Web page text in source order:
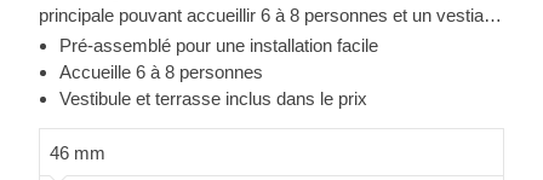
principale pouvant accueillir 6 à 8 personnes et un vestiaire
pratique à l'avant du tonneau. Tout comme nos autres
constructions, ce tonneau sauna possède un temps de
chauffe très rapide (1 à 2 heures, en fonction des
principale et le vestibule comprennent deux bancs sur les
murs latéraux. Comme tous les saunas tonneaux de notre
Pré-assemblé pour une installation facile
Accueille 6 à 8 personnes
Vestibule et terrasse inclus dans le prix
46 mm